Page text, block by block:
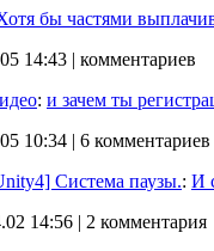
бы частями
14:43 | комментариев
: и зачем ты
10:34 | 6 комментариев
Система паузы.: И
14:56 | 2 комментария